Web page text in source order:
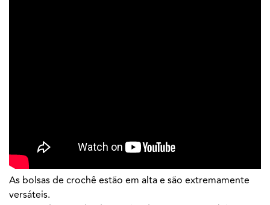
As bolsas de crochê estão em alta e são extremamente
versáteis.